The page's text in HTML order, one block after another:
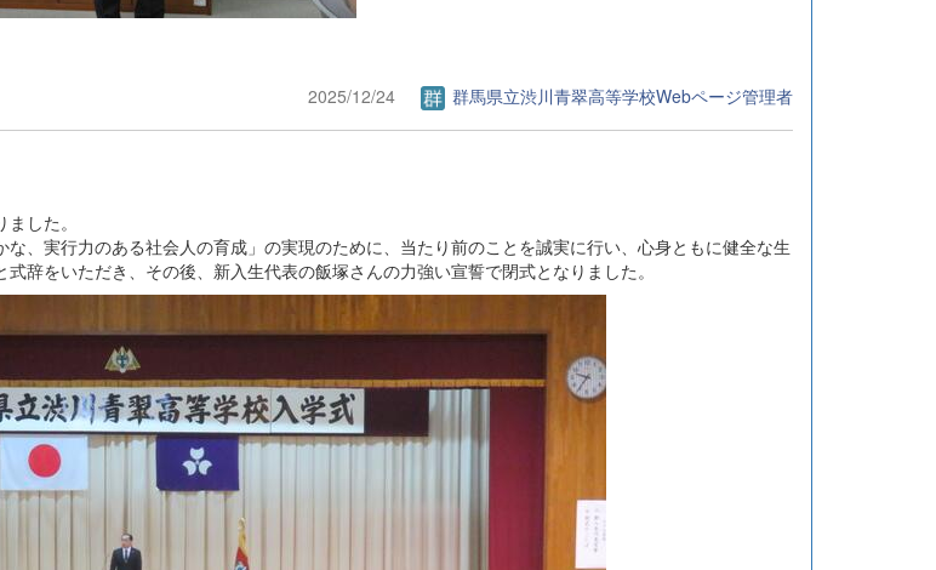
2025/12/24 群馬県立渋川青翠高等学校Webページ管理者
した。
、実行力のある社会人の育成」の実現のために、当たり前のことを誠実に行い、心身ともに健全な生
辞をいただき、その後、新入生代表の飯塚さんの力強い宣誓で閉式となりました。